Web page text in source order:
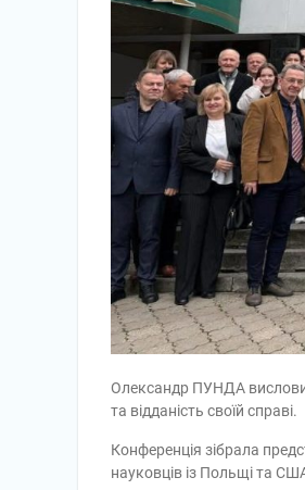
Олександр ПУНДА
та відданість своїй справі.
Конференція зібрала
науковців із Польщі та